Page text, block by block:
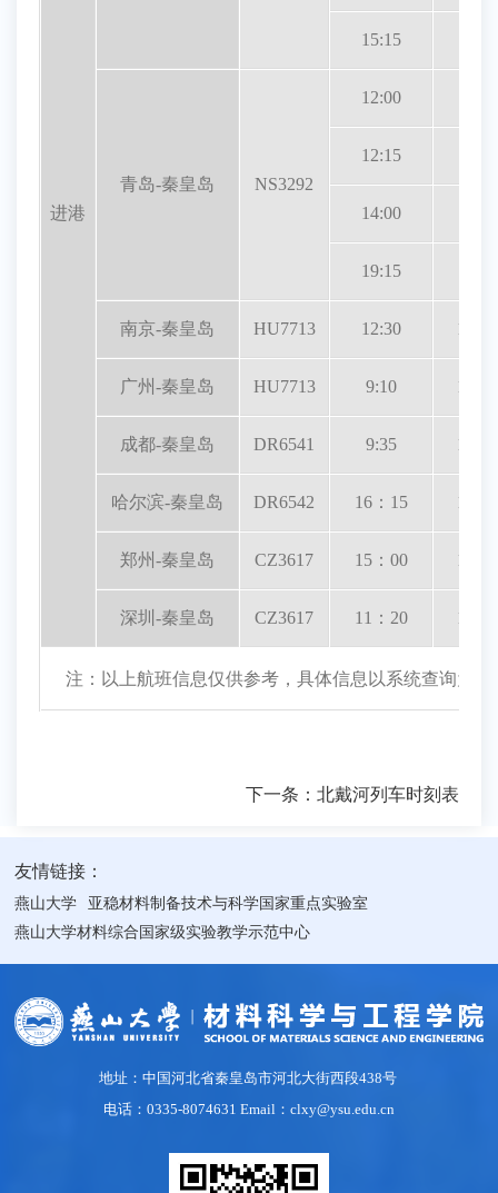
进港
15:15
青岛-秦皇岛 NS3292
12:00
12:15
14:00
19:15
南京-秦皇岛 HU7713 12:30 14：
广州-秦皇岛 HU7713 9:10 14：
成都-秦皇岛 DR6541 9:35 12：
哈尔滨-秦皇岛 DR6542 16：15 18：
郑州-秦皇岛 CZ3617 15：00 16：
深圳-秦皇岛 CZ3617 11：20 16：
注：以上航班信息仅供参考，具体信息以系统查询为
下一条： 北戴河列车时刻表
友情链接：
燕山大学
亚稳材料制备技术与科学国家重点实验室
燕山大学材料综合国家级实验教学示范中心
地址：中国河北省秦皇岛市河北大街西段438号
电话：0335-8074631 Email：clxy@ysu.edu.cn